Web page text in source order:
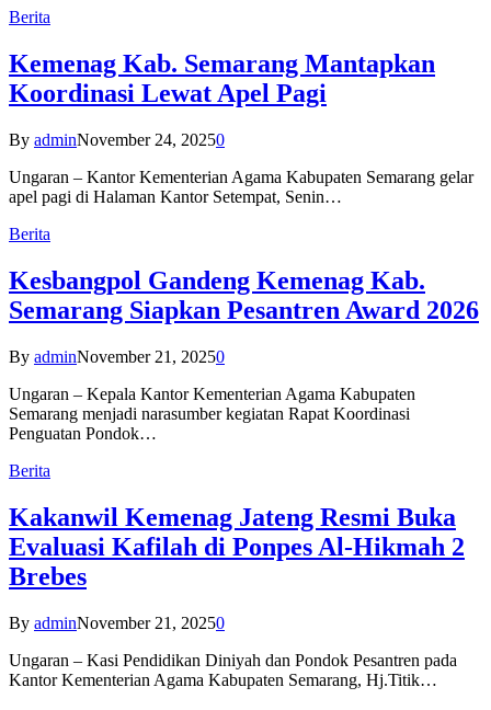
Berita
Kemenag Kab. Semarang Mantapkan
Koordinasi Lewat Apel Pagi
By adminNovember 24, 20250
Ungaran – Kantor Kementerian Agama Kabupaten Semarang gelar
apel pagi di Halaman Kantor Setempat, Senin…
Berita
Kesbangpol Gandeng Kemenag Kab.
Semarang Siapkan Pesantren Award 2026
By adminNovember 21, 20250
Ungaran – Kepala Kantor Kementerian Agama Kabupaten
Semarang menjadi narasumber kegiatan Rapat Koordinasi
Penguatan Pondok…
Berita
Kakanwil Kemenag Jateng Resmi Buka
Evaluasi Kafilah di Ponpes Al-Hikmah 2
Brebes
By adminNovember 21, 20250
Ungaran – Kasi Pendidikan Diniyah dan Pondok Pesantren pada
Kantor Kementerian Agama Kabupaten Semarang, Hj.Titik…